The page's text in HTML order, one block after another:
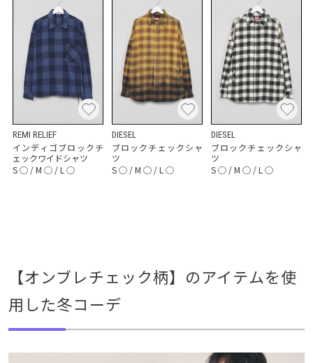
REMI RELIEF
インディゴブロックチ
ェックワイドシャツ
S◯/M ◯/L◯
DIESEL
ブロックチェックシャ
ツ
S◯/M ◯/L◯
DIESEL
ブロックチェックシャ
ツ
S◯/M ◯/L◯
【オンブレチェック柄】のアイテムを使
用した冬コーデ